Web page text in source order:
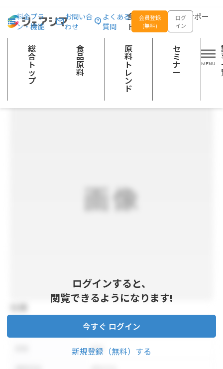
食品の企画開発をサポー
トする
料金プラ
ン・機能
お問い合
わせ
よくある
質問
会員登録
(無料)
ログ
イン
総
合
ト
ッ
プ
食
品
原
料
原
料
ト
レ
ン
ド
セ
ミ
ナ
ー
総合トップ 食品原料 無調整豆乳原液 白目大豆
豆類の調整品あん、煮豆、豆腐・油揚げ類、ゆば、納豆、きなこ等
ログインすると、
閲覧できるようになります!
今すぐ ログイン
新規登録（無料）する
内容量
形状